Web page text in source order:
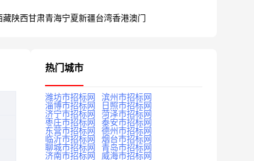
藏陕西甘肃青海宁夏新疆台湾香港澳门
热门城市
潍坊市招标网
滨州市招标网
淄博市招标网
日照市招标网
济宁市招标网
菏泽市招标网
枣庄市招标网
泰安市招标网
东营市招标网
德州市招标网
临沂市招标网
烟台市招标网
聊城市招标网
青岛市招标网
济南市招标网
威海市招标网